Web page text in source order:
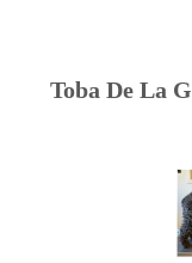
Toba De La